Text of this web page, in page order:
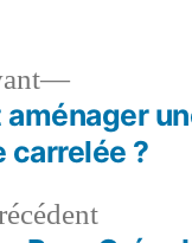
Article
Article
suivant :
carrelée ?